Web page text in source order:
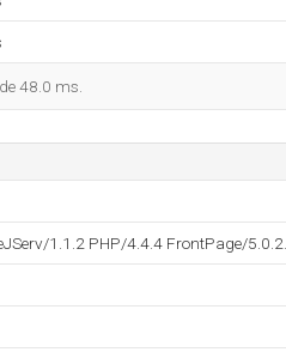
48.0 ms.
1.1.2 PHP/4.4.4 FrontPage/